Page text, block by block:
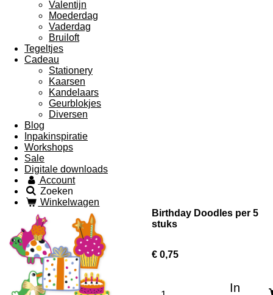
Valentijn
Moederdag
Vaderdag
Bruiloft
Tegeltjes
Cadeau
Stationery
Kaarsen
Kandelaars
Geurblokjes
Diversen
Blog
Inpakinspiratie
Workshops
Sale
Digitale downloads
Account
Zoeken
Winkelwagen
Birthday Doodles per 5
stuks
€ 0,75
In